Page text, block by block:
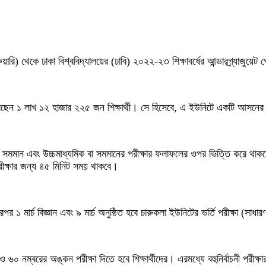
থেকে ঢাকা বিশ্ববিদ্যালয়ের (ঢাবি) ২০২২-২৩ শিক্ষাবর্ষের আন্ডারগ্র্যাজুয়েট
লাখ ১২ হাজার ২২৫ জন শিক্ষার্থী। সে হিসেবে, এ ইউনিটে একটি আসনের
এবং উচ্চমাধ্যমিক বা সমমানের পরীক্ষার ফলাফলের ওপর ভিত্তি করে
জন্য ৪৫ মিনিট সময় থাকবে।
মার্চ বিজ্ঞান এবং ৯ মার্চ অনুষ্ঠিত হবে চারুকলা ইউনিটের ভর্তি পরীক্ষা
নম্বরের অঙ্কন পরীক্ষা দিতে হবে শিক্ষার্থীদের। এরমধ্যে বহুনির্বাচনী